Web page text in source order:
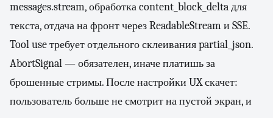
messages.stream, обработка content_block_delta для
текста, отдача на фронт через ReadableStream и SSE.
Tool use требует отдельного склеивания partial_json.
AbortSignal — обязателен, иначе платишь за
брошенные стримы. После настройки UX скачет:
пользователь больше не смотрит на пустой экран, и